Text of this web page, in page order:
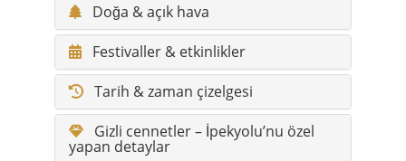
Doğa & açık hava
Festivaller & etkinlikler
Tarih & zaman çizelgesi
Gizli cennetler – İpekyolu’nu özel
yapan detaylar